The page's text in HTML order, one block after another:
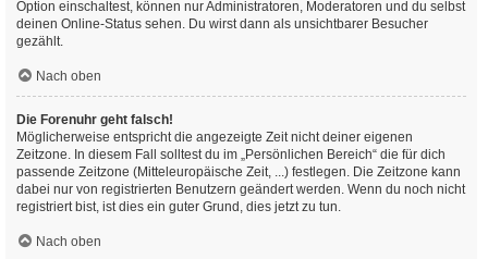
Option einschaltest, können nur Administratoren, Moderatoren und du selbst
deinen Online-Status sehen. Du wirst dann als unsichtbarer Besucher
gezählt.
Nach oben
Die Forenuhr geht falsch!
Möglicherweise entspricht die angezeigte Zeit nicht deiner eigenen
Zeitzone. In diesem Fall solltest du im „Persönlichen Bereich“ die für dich
passende Zeitzone (Mitteleuropäische Zeit, ...) festlegen. Die Zeitzone kann
dabei nur von registrierten Benutzern geändert werden. Wenn du noch nicht
registriert bist, ist dies ein guter Grund, dies jetzt zu tun.
Nach oben